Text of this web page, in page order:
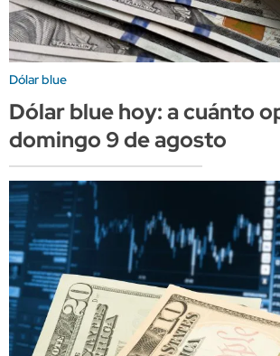
Dólar blue
Dólar blue hoy: a cuánto
domingo 9 de agosto